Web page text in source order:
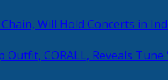
Will Hold Concerts in
Outfit, CORALL, Reveals